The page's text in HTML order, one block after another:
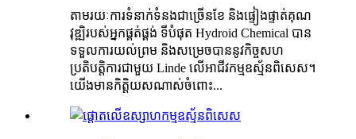
តាមរយៈការទំនាក់ទំនងជាច្រើនខែ និងផ្ទៀងផ្ទាត់គុណ
វុឌ្ឍិរបស់អ្នកផ្គត់ផ្គង់ ទីបំផុត Hydroid Chemical បាន
ទទួលការយល់ព្រម និងសម្រេចបាននូវកិច្ចសហ
ប្រតិបត្តិការជាមួយ Linde លើអាជីវកម្មឧស្ម័នពិសេស។
យើងមានកិត្តិយសណាស់ចំពោះ...